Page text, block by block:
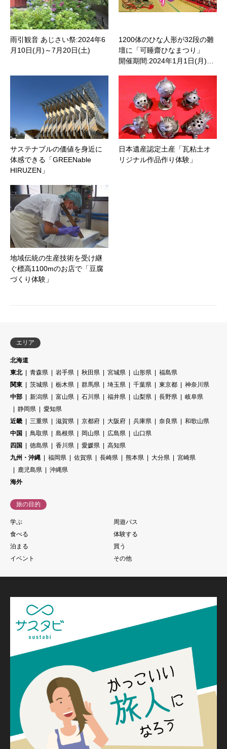
雨引観音 あじさい祭:2024年6
月10日(月)～7月20日(土)
1200体のひな人形が32段の雛
壇に「可睡齋ひなまつり」
開催期間:2024年1月1日(月)…
サステナブルの価値を身近に
体感できる「GREENable
HIRUZEN」
日本遺産認定土産「瓦粘土オ
リジナル作品作り体験」
地域伝統の生産技術を受け継
ぐ標高1100mのお店で「豆腐
づくり体験」
エリア
北海道
東北
青森県 岩手県 秋田県 宮城県 山形県
福島県
関東
茨城県 栃木県 群馬県 埼玉県 千葉県 東京都
神奈川県
中部
新潟県 富山県 石川県 福井県 山梨県 長野県
岐阜県
静岡県
愛知県
近畿
三重県 滋賀県 京都府 大阪府 兵庫県 奈良県
和歌山県
中国
鳥取県 島根県 岡山県 広島県
山口県
四国
徳島県 香川県 愛媛県
高知県
九州・沖縄
福岡県 佐賀県 長崎県 熊本県 大分県
宮崎県
鹿児島県
沖縄県
海外
旅の目的
学ぶ
周遊パス
食べる
体験する
泊まる
買う
イベント
その他